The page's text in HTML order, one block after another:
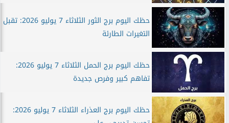
حظك اليوم برج الثور الثلاثاء 7 يوليو 2026: تقبل
التغيرات الطارئة
حظك اليوم برج الحمل الثلاثاء 7 يوليو 2026:
تفاهم كبير وفرص جديدة
حظك اليوم برج العذراء الثلاثاء 7 يوليو 2026: